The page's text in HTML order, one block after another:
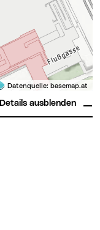
Datenquelle: basemap.at
Details ausblenden